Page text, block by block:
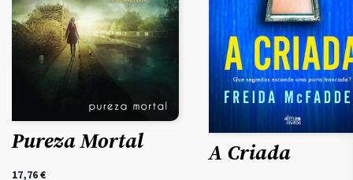
Pureza Mortal
17,76€
A Criada